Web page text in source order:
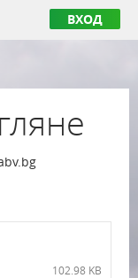
ВХОД
102.98 KB